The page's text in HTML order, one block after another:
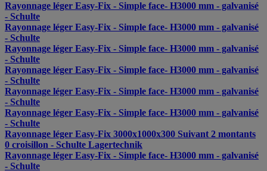
Rayonnage léger Easy-Fix - Simple face- H3000 mm - galvanisé
- Schulte
Rayonnage léger Easy-Fix - Simple face- H3000 mm - galvanisé
- Schulte
Rayonnage léger Easy-Fix - Simple face- H3000 mm - galvanisé
- Schulte
Rayonnage léger Easy-Fix - Simple face- H3000 mm - galvanisé
- Schulte
Rayonnage léger Easy-Fix - Simple face- H3000 mm - galvanisé
- Schulte
Rayonnage léger Easy-Fix - Simple face- H3000 mm - galvanisé
- Schulte
Rayonnage léger Easy-Fix 3000x1000x300 Suivant 2 montants
0 croisillon - Schulte Lagertechnik
Rayonnage léger Easy-Fix - Simple face- H3000 mm - galvanisé
- Schulte